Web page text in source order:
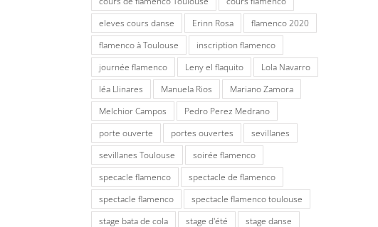
eleves cours danse
Erinn Rosa
flamenco 2020
flamenco à Toulouse
inscription flamenco
journée flamenco
Leny el flaquito
Lola Navarro
léa Llinares
Manuela Rios
Mariano Zamora
Melchior Campos
Pedro Perez Medrano
porte ouverte
portes ouvertes
sevillanes
sevillanes Toulouse
soirée flamenco
specacle flamenco
spectacle de flamenco
spectacle flamenco
spectacle flamenco toulouse
stage bata de cola
stage d'été
stage danse